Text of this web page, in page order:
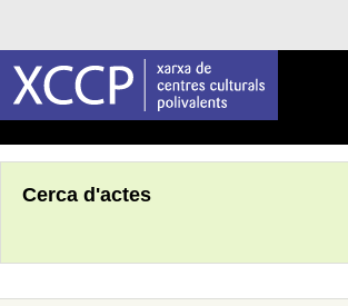
Cerca d'actes